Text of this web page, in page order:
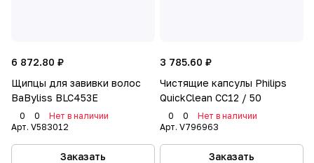
6 872.80 ₽
Щипцы для завивки волос
BaByliss BLC453E
0 0
Нет в наличии
Арт. V583012
Заказать
3 785.60 ₽
Чистящие капсулы Philips
QuickClean CC12 / 50
0 0
Нет в наличии
Арт. V796963
Заказать